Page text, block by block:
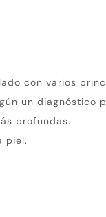
con varios
un diagnóstico
profundas.
piel.